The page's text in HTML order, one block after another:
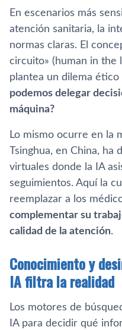
En escenarios más
atención sanitaria, la
normas claras. El
circuito» (human in the
plantea un dilema ético
podemos delegar
máquina?
Lo mismo ocurre en la
Tsinghua, en China,
virtuales donde la IA
seguimientos. Aquí la
reemplazar a los
complementar su
calidad de la atención.
Conocimiento y
IA filtra la realidad
Los motores de
IA para decidir qué